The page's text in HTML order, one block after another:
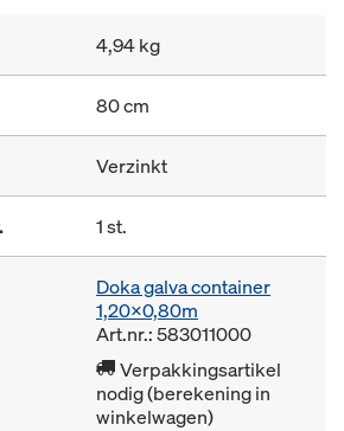
4,94 kg
80 cm
Verzinkt
1 st.
Doka galva container
1,20x0,80m
Art.nr.: 583011000
Verpakkingsartikel
nodig (berekening in
winkelwagen)